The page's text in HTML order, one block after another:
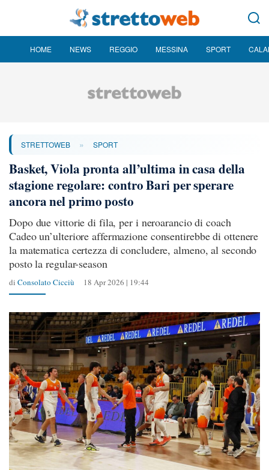
HOME NEWS REGGIO MESSINA SPORT
STRETTOWEB » SPORT
Basket, Viola pronta all’ultima in casa della
stagione regolare: contro Bari per sperare
ancora nel primo posto
Dopo due vittorie di fila, per i neroarancio di coach
Cadeo un’ulteriore affermazione consentirebbe di ottenere
la matematica certezza di concludere, almeno, al secondo
posto la regular-season
di Consolato Cicciù 18 Apr 2026 | 19:44